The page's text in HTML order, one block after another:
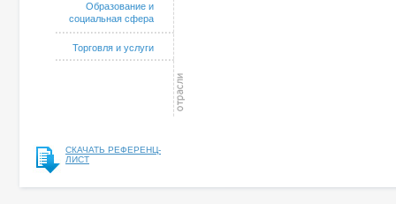
СКАЧАТЬ РЕФЕРЕНЦ-
ЛИСТ
Образование и
социальная сфера
Торговля и услуги